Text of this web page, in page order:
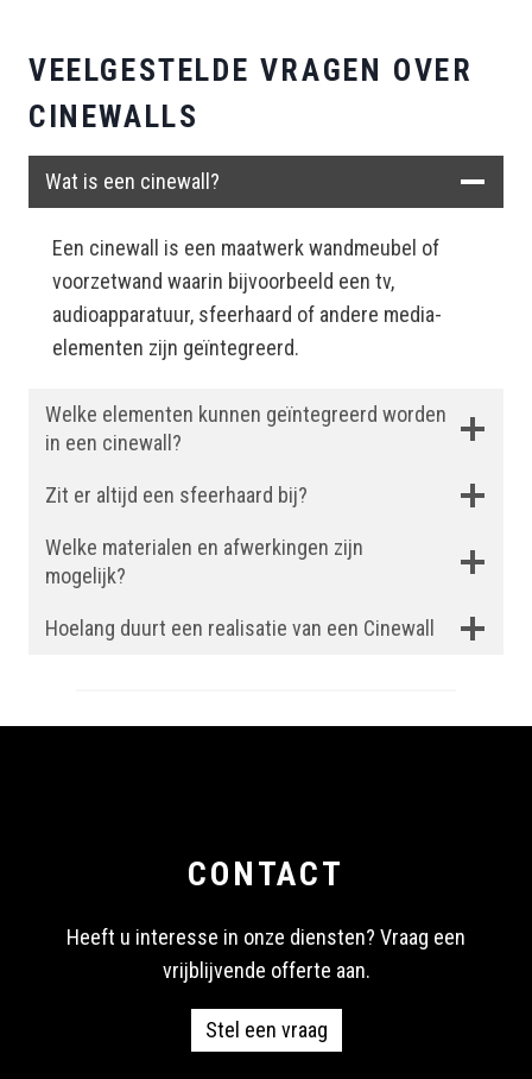
VEELGESTELDE VRAGEN OVER
CINEWALLS
Wat is een cinewall?
Een cinewall is een maatwerk wandmeubel of
voorzetwand waarin bijvoorbeeld een tv,
audioapparatuur, sfeerhaard of andere media-
elementen zijn geïntegreerd.
Welke elementen kunnen geïntegreerd worden
in een cinewall?
Zit er altijd een sfeerhaard bij?
Welke materialen en afwerkingen zijn
mogelijk?
Hoelang duurt een realisatie van een Cinewall
CONTACT
Heeft u interesse in onze diensten? Vraag een
vrijblijvende offerte aan.
Stel een vraag